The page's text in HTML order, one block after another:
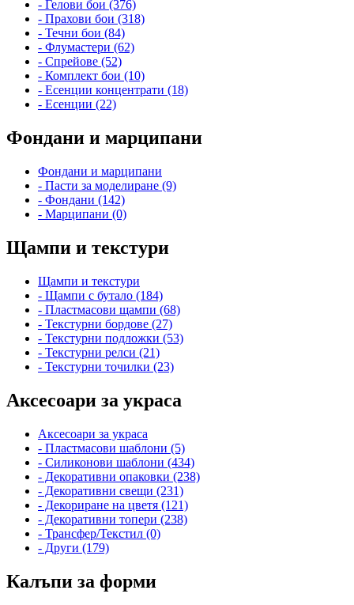
- Гелови бои (376)
- Прахови бои (318)
- Течни бои (84)
- Флумастери (62)
- Спрейове (52)
- Комплект бои (10)
- Есенции концентрати (18)
- Есенции (22)
Фондани и марципани
Фондани и марципани
- Пасти за моделиране (9)
- Фондани (142)
- Марципани (0)
Щампи и текстури
Щампи и текстури
- Щампи с бутало (184)
- Пластмасови щампи (68)
- Текстурни бордове (27)
- Текстурни подложки (53)
- Текстурни релси (21)
- Текстурни точилки (23)
Аксесоари за украса
Аксесоари за украса
- Пластмасови шаблони (5)
- Силиконови шаблони (434)
- Декоративни опаковки (238)
- Декоративни свещи (231)
- Декориране на цветя (121)
- Декоративни топери (238)
- Трансфер/Текстил (0)
- Други (179)
Калъпи за форми